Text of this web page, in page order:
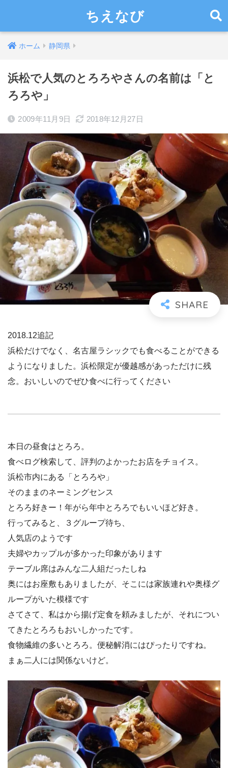
ちえなび
ホーム 静岡県
浜松で人気のとろろやさんの名前は「と
ろろや」
2009年11月9日 2018年12月27日
2018.12追記
浜松だけでなく、名古屋ラシックでも食べることができる
ようになりました。浜松限定が優越感があっただけに残
念。おいしいのでぜひ食べに行ってください
本日の昼食はとろろ。
食べログ検索して、評判のよかったお店をチョイス。
浜松市内にある「とろろや」
そのままのネーミングセンス
とろろ好きー！年がら年中とろろでもいいほど好き。
行ってみると、３グループ待ち、
人気店のようです
夫婦やカップルが多かった印象があります
テーブル席はみんな二人組だったしね
奥にはお座敷もありましたが、そこには家族連れや奥様グ
ループがいた模様です
さてさて、私はから揚げ定食を頼みましたが、それについ
てきたとろろもおいしかったです。
食物繊維の多いとろろ。便秘解消にはぴったりですね。
まぁ二人には関係ないけど。